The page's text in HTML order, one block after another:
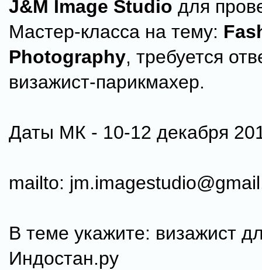
J&M Image Studio для
Мастер-класса на тему:
Photography, требуется
визажист-парикмахер.
Даты МК - 10-12 декабря
mailto:
В теме укажите: визажист
Индостан.ру